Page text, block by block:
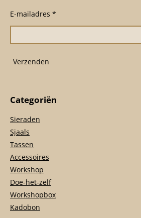
o
o
g
r
m
p
E-mailadres *
Verzenden
Categoriën
Sieraden
Sjaals
Tassen
Accessoires
Workshop
Doe-het-zelf
Workshopbox
Kadobon